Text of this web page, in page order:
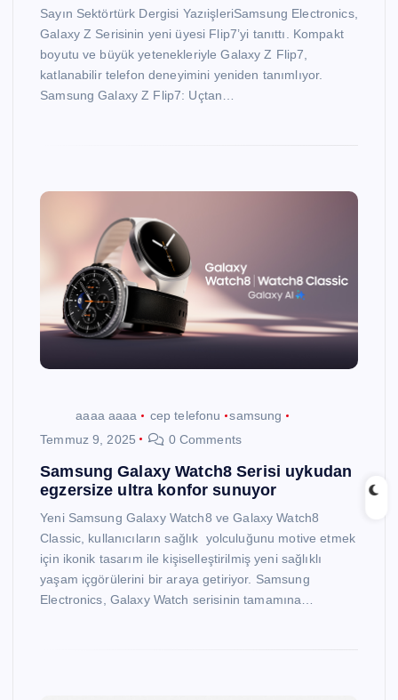
Sayın Sektörtürk Dergisi YazıişleriSamsung Electronics,
Galaxy Z Serisinin yeni üyesi Flip7’yi tanıttı. Kompakt
boyutu ve büyük yetenekleriyle Galaxy Z Flip7,
katlanabilir telefon deneyimini yeniden tanımlıyor.
Samsung Galaxy Z Flip7: Uçtan…
aaaa aaaa cep telefonu
samsung
Temmuz 9, 2025
0 Comments
Samsung Galaxy Watch8 Serisi uykudan
egzersize ultra konfor sunuyor
Yeni Samsung Galaxy Watch8 ve Galaxy Watch8
Classic, kullanıcıların sağlık yolculuğunu motive etmek
için ikonik tasarım ile kişiselleştirilmiş yeni sağlıklı
yaşam içgörülerini bir araya getiriyor. Samsung
Electronics, Galaxy Watch serisinin tamamına…